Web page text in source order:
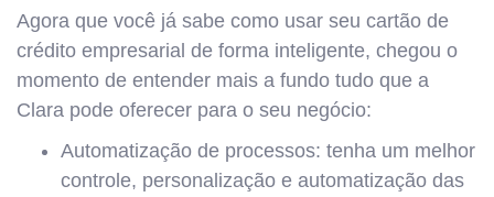
Agora que você já sabe como usar seu cartão de
crédito empresarial de forma inteligente, chegou o
momento de entender mais a fundo tudo que a
Clara pode oferecer para o seu negócio:
Automatização de processos: tenha um melhor
controle, personalização e automatização das